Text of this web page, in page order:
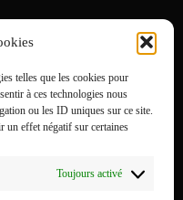
telles que les cookies pour
à ces technologies nous
ou les ID uniques sur ce site.
un effet négatif sur certaines
Toujours activé